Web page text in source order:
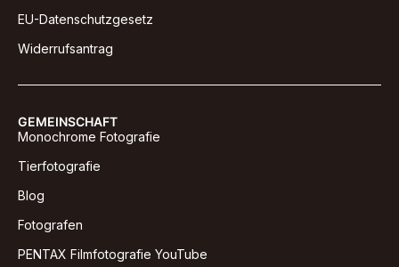
EU-Datenschutzgesetz
Widerrufsantrag
GEMEINSCHAFT
Monochrome Fotografie
Tierfotografie
Blog
Fotografen
PENTAX Filmfotografie YouTube